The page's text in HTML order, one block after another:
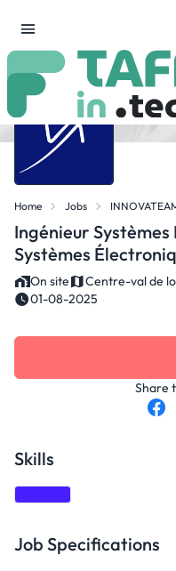
Home Jobs
Ingénieur
Systèmes
On site Centre-val de
01-08-2025
Share
Skills
Job Specifications